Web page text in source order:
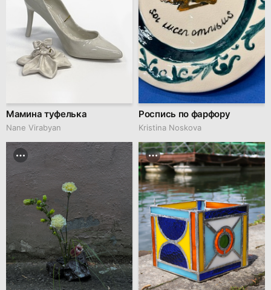
Мамина туфелька
Nane Virabyan
Роспись по фарфору
Kristina Noskova